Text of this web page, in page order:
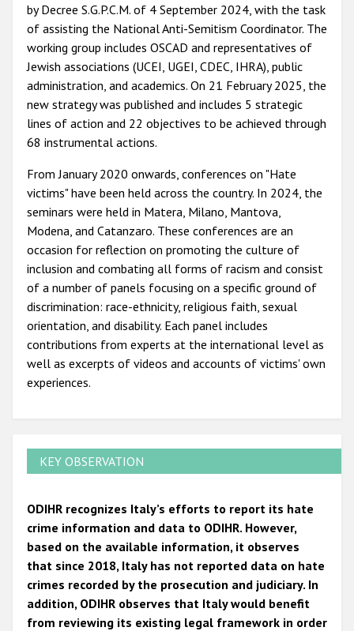
by Decree S.G.P.C.M. of 4 September 2024, with the task
of assisting the National Anti-Semitism Coordinator. The
working group includes OSCAD and representatives of
Jewish associations (UCEI, UGEI, CDEC, IHRA), public
administration, and academics. On 21 February 2025, the
new strategy was published and includes 5 strategic
lines of action and 22 objectives to be achieved through
68 instrumental actions.
From January 2020 onwards, conferences on "Hate
victims" have been held across the country. In 2024, the
seminars were held in Matera, Milano, Mantova,
Modena, and Catanzaro. These conferences are an
occasion for reflection on promoting the culture of
inclusion and combating all forms of racism and consist
of a number of panels focusing on a specific ground of
discrimination: race-ethnicity, religious faith, sexual
orientation, and disability. Each panel includes
contributions from experts at the international level as
well as excerpts of videos and accounts of victims' own
experiences.
KEY OBSERVATION
ODIHR recognizes Italy’s efforts to report its hate
crime information and data to ODIHR. However,
based on the available information, it observes
that since 2018, Italy has not reported data on hate
crimes recorded by the prosecution and judiciary. In
addition, ODIHR observes that Italy would benefit
from reviewing its existing legal framework in order